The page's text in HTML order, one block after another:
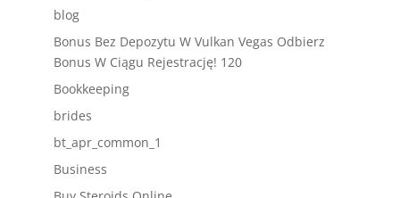
blog
Bonus Bez Depozytu W Vulkan Vegas Odbierz
Bonus W Ciągu Rejestrację! 120
Bookkeeping
brides
bt_apr_common_1
Business